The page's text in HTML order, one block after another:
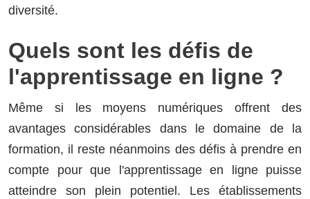
diversité.
Quels sont les défis de
l'apprentissage en ligne ?
Même si les moyens numériques offrent des
avantages considérables dans le domaine de la
formation, il reste néanmoins des défis à prendre en
compte pour que l'apprentissage en ligne puisse
atteindre son plein potentiel. Les établissements